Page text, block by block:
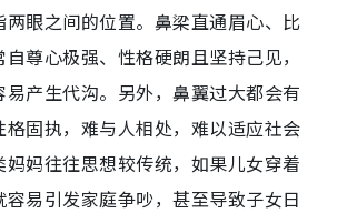
眼之间的位置。鼻梁直通眉心、比
尊心极强、性格硬朗且坚持己见，
产生代沟。另外，鼻翼过大都会有
格固执，难与人相处，难以适应社会
妈往往思想较传统，如果儿女穿着
易引发家庭争吵，甚至导致子女日